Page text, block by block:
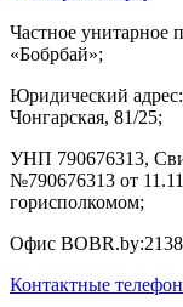
Частное унитарное
«Бобрбай»;
Юридический адрес:
Чонгарская, 81/25;
УНП 790676313,
№790676313 от
горисполкомом;
Офис BOBR.by:
Контактные